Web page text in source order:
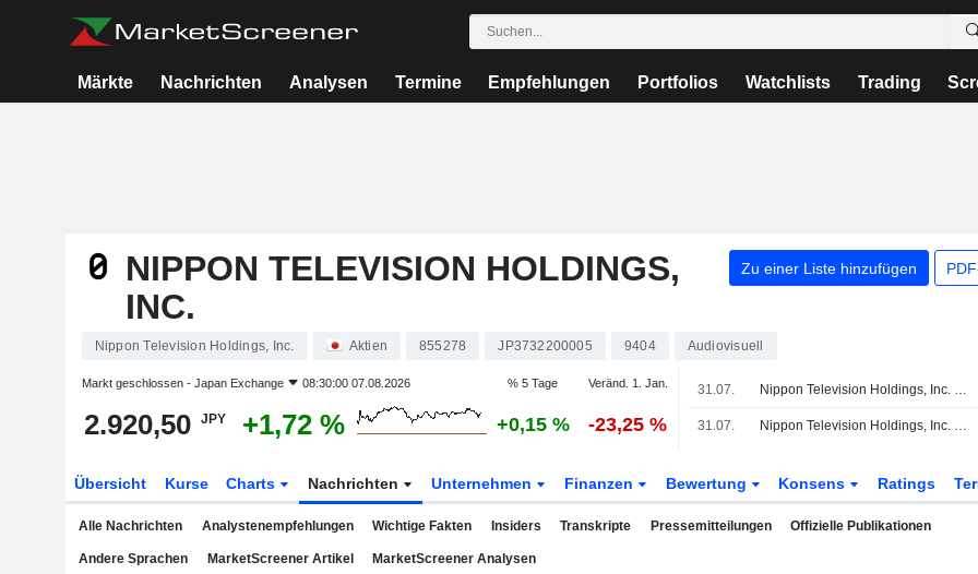
Märkte Nachrichten Analysen Termine Empfehlungen Portfolios Watchlists Trading
NIPPON TELEVISION HOLDINGS,
INC.
Zu einer Liste hinzufügen
Nippon Television Holdings, Inc. Aktien 855278 JP3732200005 9404 Audiovisuell
Markt geschlossen - Japan Exchange 08:30:00 07.08.2026 % 5 Tage Veränd. 1. Jan.
2.920,50 JPY +1,72 % +0,15 % -23,25 %
31.07. Nippon Television Holdings, Inc. gibt Ergebnisprognose für das am 31. März 2027 endende Geschäftsjahr ab
31.07. Nippon Television Holdings, Inc. gibt Dividendenprognose für das Ende des zweiten Quartals und das Geschäftsjahresende zum 31. März 2027 bekannt
Übersicht Kurse Charts Nachrichten Unternehmen Finanzen Bewertung Konsens Ratings
Alle Nachrichten Analystenempfehlungen Wichtige Fakten Insiders Transkripte Pressemitteilungen Offizielle Publikationen
Andere Sprachen MarketScreener Artikel MarketScreener Analysen